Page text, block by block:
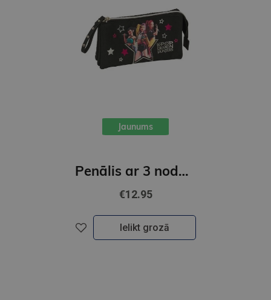
Jaunums
Penālis ar 3 nodalījumiem, bez piederumiem, " K-POP "
€12.95
Ielikt grozā